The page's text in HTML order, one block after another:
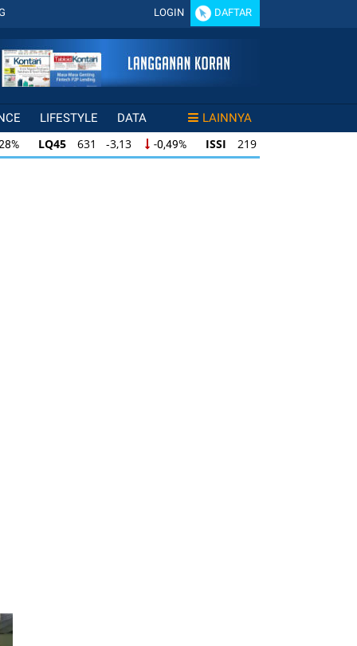
LOGIN DAFTAR
LIFESTYLE DATA LAINNYA
LQ45 631 -3,13 -0,49% ISSI 219 -0,63
LQ45 631 -3,13 -0,49% ISSI 219 -0,63